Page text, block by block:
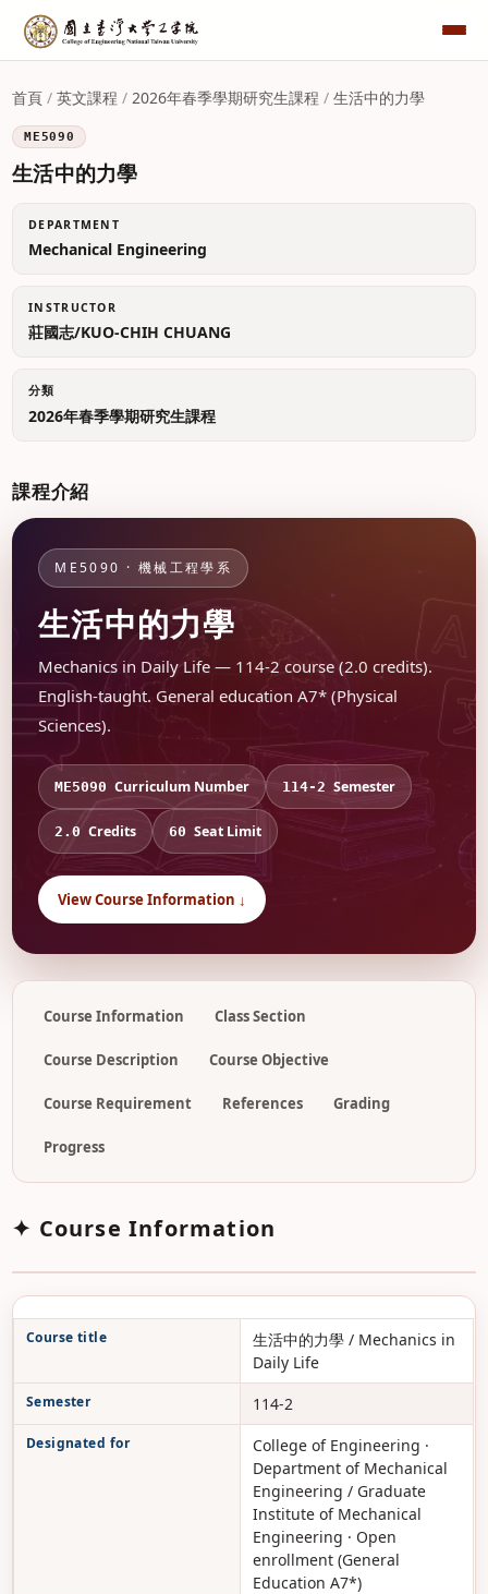
首頁 /英文課程 /2026年春季學期研究生課程 /生活中的力學
ME5090
生活中的力學
DEPARTMENT
Mechanical Engineering
INSTRUCTOR
莊國志/KUO-CHIH CHUANG
分類
2026年春季學期研究生課程
課程介紹
ME5090 · 機械工程學系
生活中的力學
Mechanics in Daily Life — 114-2 course (2.0 credits).
English-taught. General education A7* (Physical
Sciences).
ME5090 Curriculum Number 114-2 Semester
2.0 Credits 60 Seat Limit
View Course Information ↓
Course Information Class Section
Course Description Course Objective
Course Requirement References Grading
Progress
✦ Course Information
Course title
生活中的力學 / Mechanics in
Daily Life
Semester 114-2
Designated for
College of Engineering ·
Department of Mechanical
Engineering / Graduate
Institute of Mechanical
Engineering · Open
enrollment (General
Education A7*)